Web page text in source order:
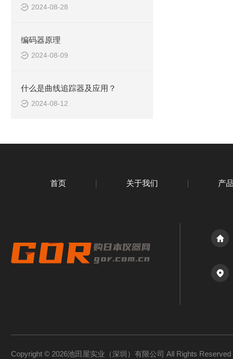
2024-08-28
编码器原理
2024-08-09
什么是曲线追踪器及应用？
2024-08-12
首页 关于我们 产
Copyright © 2026池田屋实业（深圳）有限公司 All Rights